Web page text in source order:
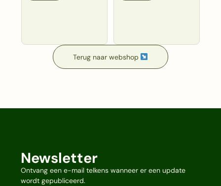
Terug naar webshop
Newsletter
Ontvang een e-mail telkens wanneer er een update
wordt gepubliceerd.